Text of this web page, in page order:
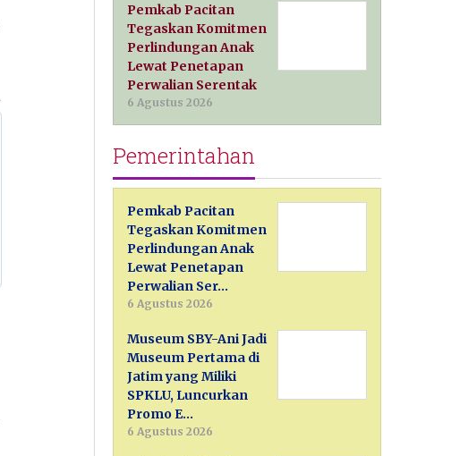
Pemkab Pacitan
Tegaskan Komitmen
Perlindungan Anak
Lewat Penetapan
Perwalian Serentak
6 Agustus 2026
Pemerintahan
Pemkab Pacitan
Tegaskan Komitmen
Perlindungan Anak
Lewat Penetapan
Perwalian Ser…
6 Agustus 2026
Museum SBY-Ani Jadi
Museum Pertama di
Jatim yang Miliki
SPKLU, Luncurkan
Promo E…
6 Agustus 2026